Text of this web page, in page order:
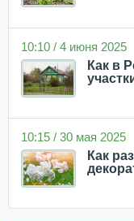
10:10 / 4 июня 2025
Как в
10:15 / 30 мая 2025
Как